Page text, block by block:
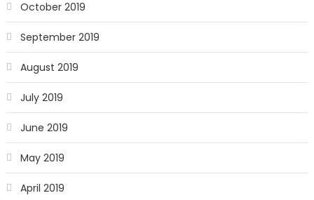
October 2019
September 2019
August 2019
July 2019
June 2019
May 2019
April 2019